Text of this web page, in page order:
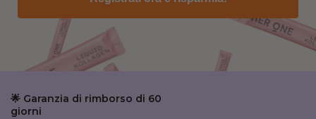
🌟 Garanzia di rimborso di 60
giorni